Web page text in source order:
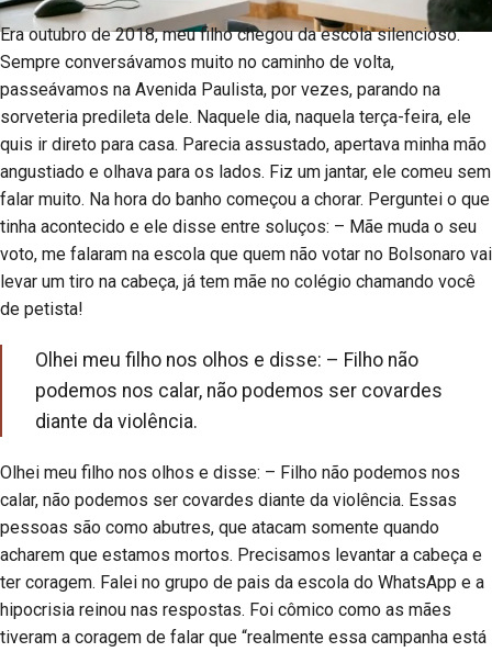
Era outubro de 2018, meu filho chegou da escola silencioso.
Sempre conversávamos muito no caminho de volta,
passeávamos na Avenida Paulista, por vezes, parando na
sorveteria predileta dele. Naquele dia, naquela terça-feira, ele
quis ir direto para casa. Parecia assustado, apertava minha mão
angustiado e olhava para os lados. Fiz um jantar, ele comeu sem
falar muito. Na hora do banho começou a chorar. Perguntei o que
tinha acontecido e ele disse entre soluços: – Mãe muda o seu
voto, me falaram na escola que quem não votar no Bolsonaro vai
levar um tiro na cabeça, já tem mãe no colégio chamando você
de petista!
Olhei meu filho nos olhos e disse: – Filho não
podemos nos calar, não podemos ser covardes
diante da violência.
Olhei meu filho nos olhos e disse: – Filho não podemos nos
calar, não podemos ser covardes diante da violência. Essas
pessoas são como abutres, que atacam somente quando
acharem que estamos mortos. Precisamos levantar a cabeça e
ter coragem. Falei no grupo de pais da escola do WhatsApp e a
hipocrisia reinou nas respostas. Foi cômico como as mães
tiveram a coragem de falar que “realmente essa campanha está